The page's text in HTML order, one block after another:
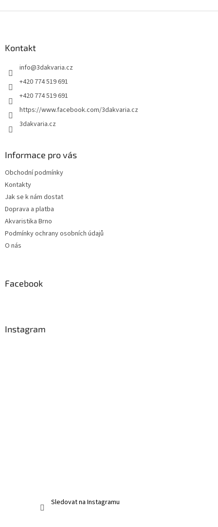
Kontakt
info@3dakvaria.cz
+420 774 519 691
+420 774 519 691
https://www.facebook.com/3dakvaria.cz
3dakvaria.cz
Informace pro vás
Obchodní podmínky
Kontakty
Jak se k nám dostat
Doprava a platba
Akvaristika Brno
Podmínky ochrany osobních údajů
O nás
Facebook
Instagram
Sledovat na Instagramu